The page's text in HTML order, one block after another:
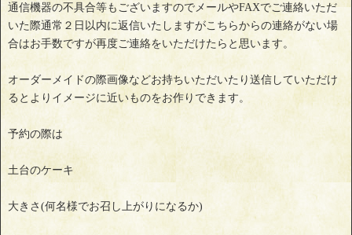
通信機器の不具合等もございますのでメールやFAXでご連絡いただ
いた際通常２日以内に返信いたしますがこちらからの連絡がない場
合はお手数ですが再度ご連絡をいただけたらと思います。
オーダーメイドの際画像などお持ちいただいたり送信していただけ
るとよりイメージに近いものをお作りできます。
予約の際は
土台のケーキ
大きさ(何名様でお召し上がりになるか)